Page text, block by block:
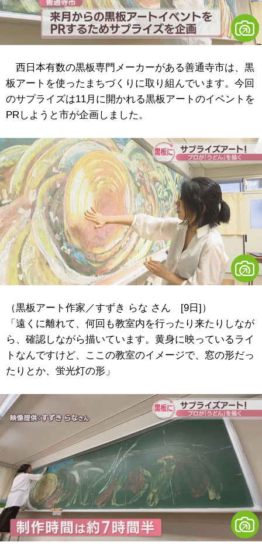
西日本有数の黒板専門メーカーがある善通寺市は、黒
板アートを使ったまちづくりに取り組んでいます。今回
のサプライズは11月に開かれる黒板アートのイベントを
PRしようと市が企画しました。
（黒板アート作家／すずき らな さん [9日]）
「遠くに離れて、何回も教室内を行ったり来たりしなが
ら、確認しながら描いています。黄身に映っているライ
トなんですけど、ここの教室のイメージで、窓の形だっ
たりとか、蛍光灯の形」